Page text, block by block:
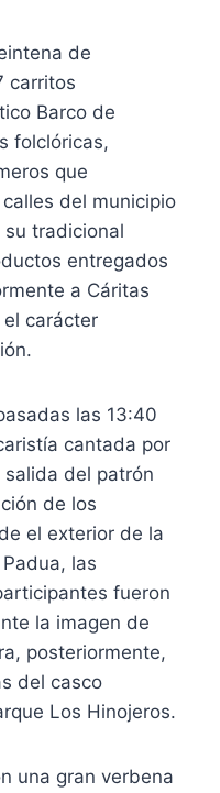
de
carritos
Barco de
folclóricas,
que
del municipio
tradicional
entregados
a Cáritas
carácter
las 13:40
cantada por
salida del patrón
de los
el exterior de la
las
fueron
la imagen de
posteriormente,
del casco
Los Hinojeros.
una gran verbena